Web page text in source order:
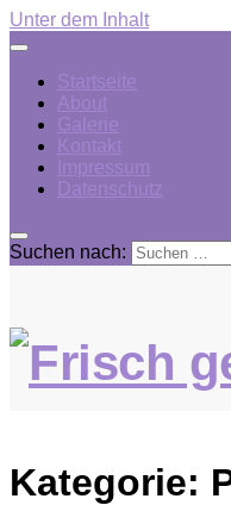
Unter dem Inhalt
Startseite
About
Galerie
Kontakt
Impressum
Datenschutz
Suchen nach:
Kategorie: